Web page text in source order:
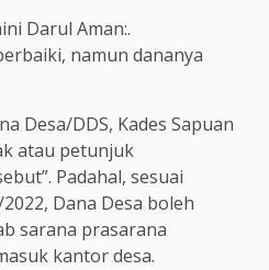
Darul Aman:.
namun dananya
Desa/DDS, Kades Sapuan
atau petunjuk
Padahal, sesuai
Dana Desa boleh
sarana prasarana
kantor desa.